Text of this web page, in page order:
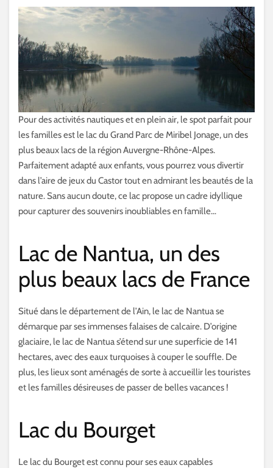
Pour des activités nautiques et en plein air, le spot parfait pour
les familles est le lac du Grand Parc de Miribel Jonage, un des
plus beaux lacs de la région Auvergne-Rhône-Alpes.
Parfaitement adapté aux enfants, vous pourrez vous divertir
dans l’aire de jeux du Castor tout en admirant les beautés de la
nature. Sans aucun doute, ce lac propose un cadre idyllique
pour capturer des souvenirs inoubliables en famille…
Lac de Nantua, un des
plus beaux lacs de France
Situé dans le département de l’Ain, le lac de Nantua se
démarque par ses immenses falaises de calcaire. D’origine
glaciaire, le lac de Nantua s’étend sur une superficie de 141
hectares, avec des eaux turquoises à couper le souffle. De
plus, les lieux sont aménagés de sorte à accueillir les touristes
et les familles désireuses de passer de belles vacances !
Lac du Bourget
Le lac du Bourget est connu pour ses eaux capables